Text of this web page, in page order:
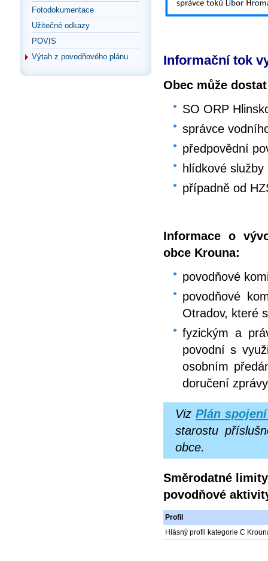
Fotodokumentace
Užitečné odkazy
POVIS
Výtah z povodňového plánu
Informační tok
Obec může
SO ORP
správce
předpovědní
hlídkové služby
případně od
Informace o
obce Krouna:
povodňové
povodňové
Otradov, které
fyzickým a
povodní s
osobním
doručení
VizPlán
starostu
obce.
Směrodatné
povodňové
Profil
Hlásný profil kategorie C